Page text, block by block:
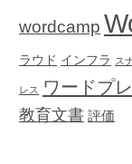
wordcamp
ラウド インフラ ス
レス ワードプ
教育文書 評価